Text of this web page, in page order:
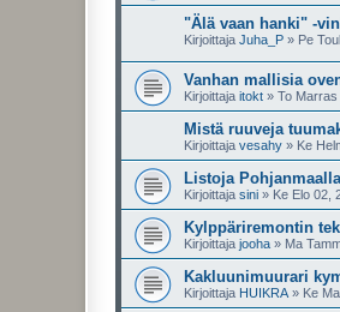
"Älä vaan hanki" -
Kirjoittaja Juha_P » Pe
Vanhan mallisia
Kirjoittaja itokt » To
Mistä ruuveja
Kirjoittaja vesahy » Ke
Listoja
Kirjoittaja sini » Ke Elo 02,
Kylppäriremontin
Kirjoittaja jooha » Ma
Kakluunimuurari
Kirjoittaja HUIKRA » Ke